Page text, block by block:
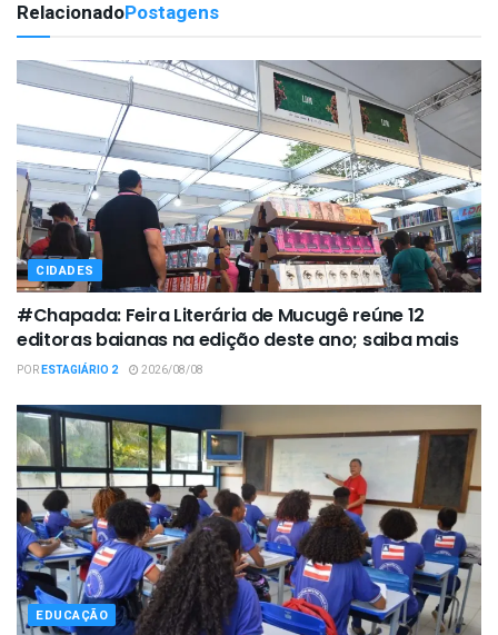
RelacionadoPostagens
CIDADES
#Chapada: Feira Literária de Mucugê reúne 12
editoras baianas na edição deste ano; saiba mais
PORESTAGIÁRIO 2 2026/08/08
EDUCAÇÃO